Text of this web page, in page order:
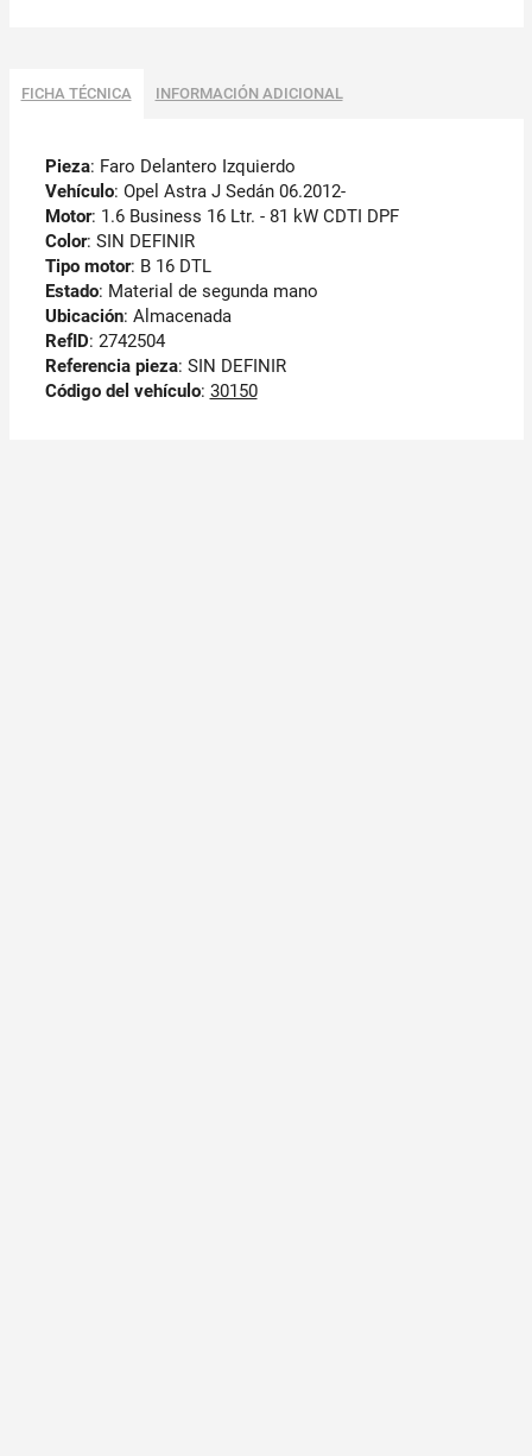
FICHA TÉCNICA INFORMACIÓN ADICIONAL
Pieza: Faro Delantero Izquierdo
Vehículo: Opel Astra J Sedán 06.2012-
Motor: 1.6 Business 16 Ltr. - 81 kW CDTI DPF
Color: SIN DEFINIR
Tipo motor: B 16 DTL
Estado: Material de segunda mano
Ubicación: Almacenada
RefID: 2742504
Referencia pieza: SIN DEFINIR
Código del vehículo: 30150